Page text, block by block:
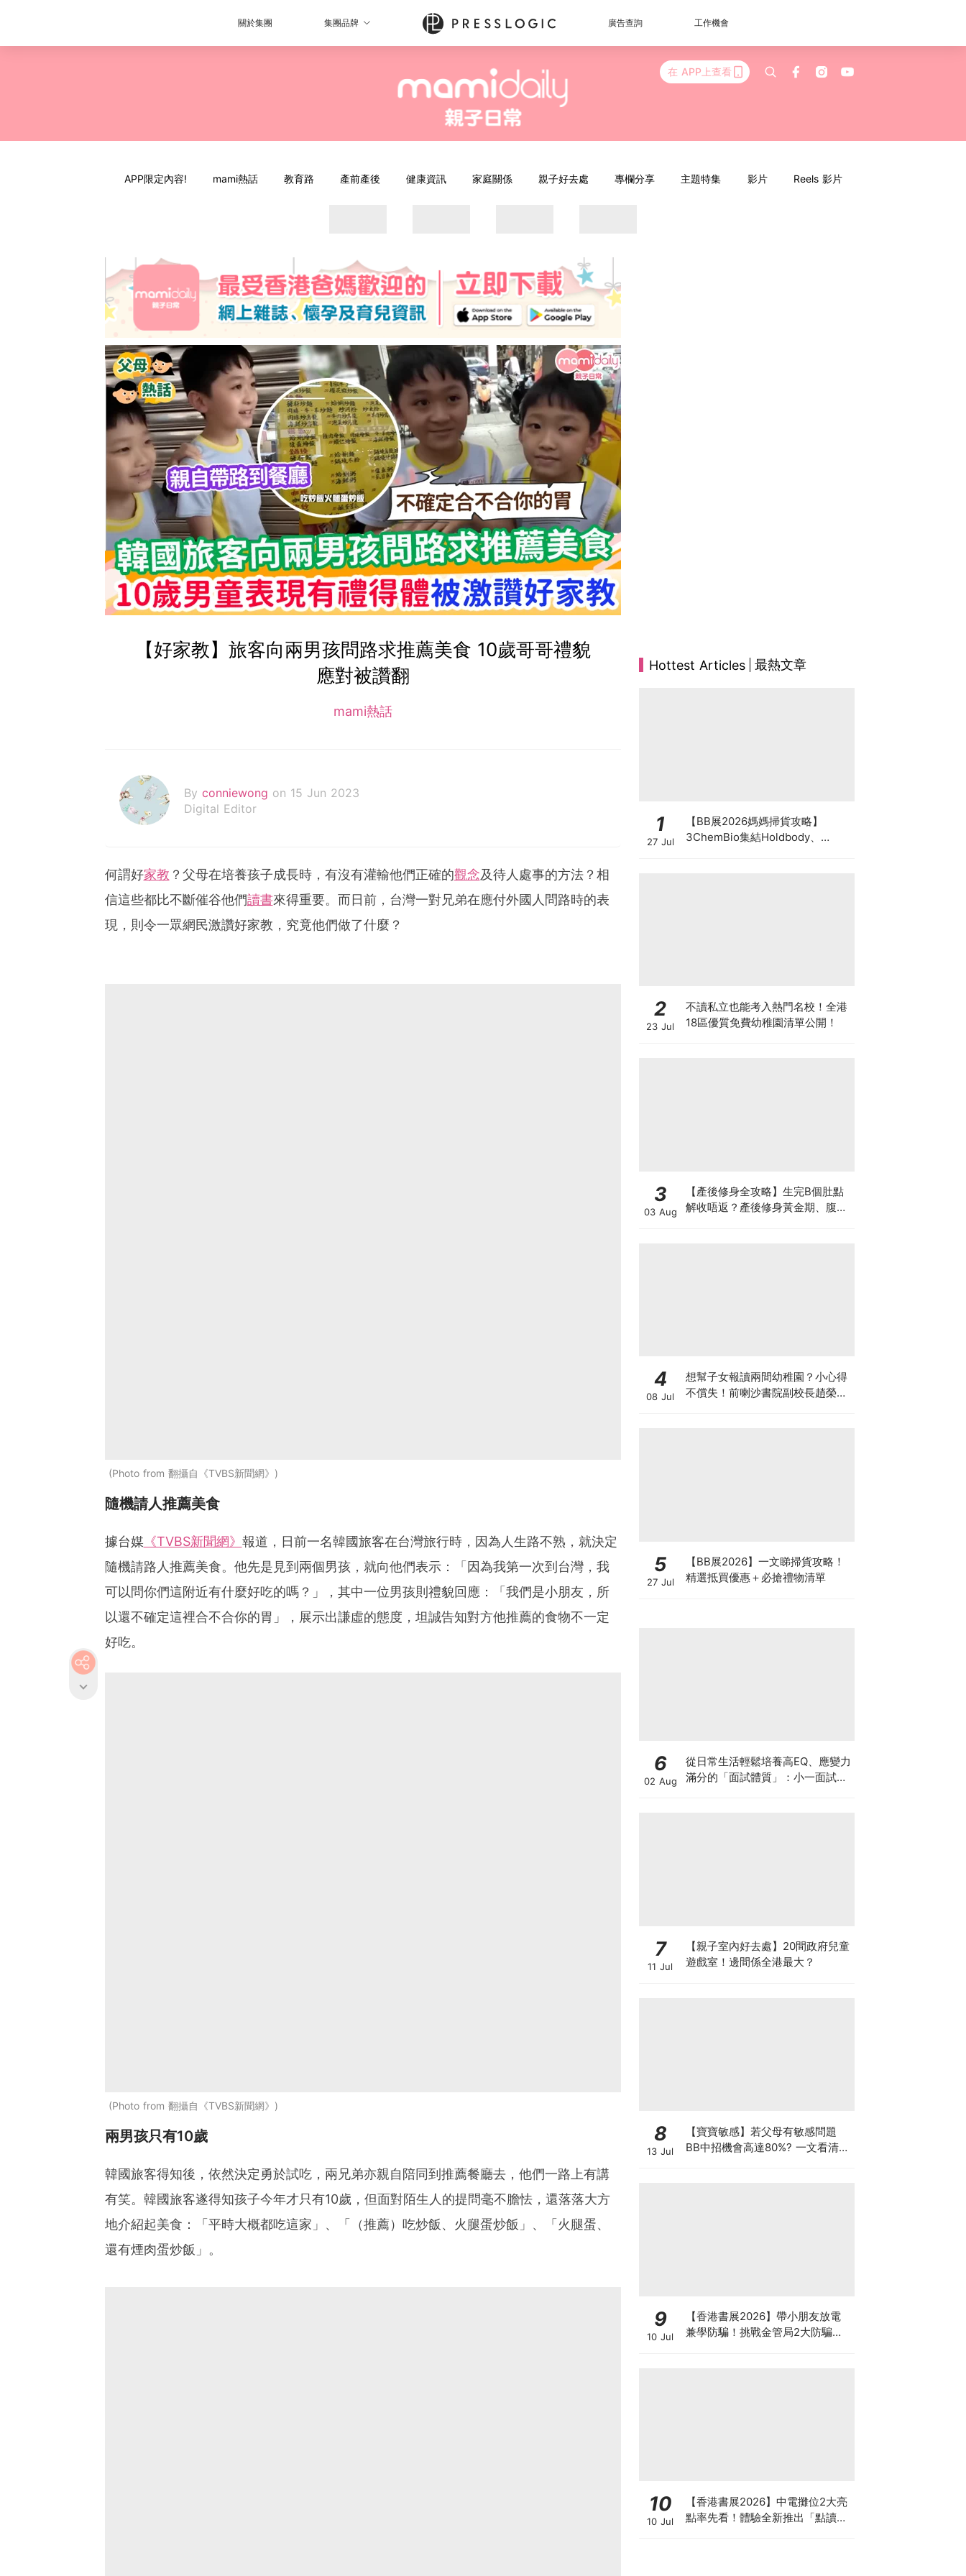
關於集團 集團品牌 廣告查詢 工作機會
在 APP上查看
APP限定內容! mami熱話 教育路 產前產後 健康資訊 家庭關係 親子好去處 專欄分享 主題特集 影片 Reels 影片
【好家教】旅客向兩男孩問路求推薦美食 10歲哥哥禮貌
應對被讚翻
mami熱話
By conniewong on 15 Jun 2023
Digital Editor
何謂好家教 ？父母在培養孩子成長時，有沒有灌輸他們正確的觀念及待人處事的方法？相
信這些都比不斷催谷他們讀書來得重要。而日前，台灣一對兄弟在應付外國人問路時的表
現，則令一眾網民激讚好家教，究竟他們做了什麼？
Photo from 翻攝自《TVBS新聞網》
隨機請人推薦美食
據台媒 《TVBS新聞網》 報道，日前一名韓國旅客在台灣旅行時，因為人生路不熟，就決定
隨機請路人推薦美食。他先是見到兩個男孩，就向他們表示：「因為我第一次到台灣，我
可以問你們這附近有什麼好吃的嗎？」，其中一位男孩則禮貌回應：「我們是小朋友，所
以還不確定這裡合不合你的胃」，展示出謙虛的態度，坦誠告知對方他推薦的食物不一定
好吃。
Photo from 翻攝自《TVBS新聞網》
兩男孩只有10歲
韓國旅客得知後，依然決定勇於試吃，兩兄弟亦親自陪同到推薦餐廳去，他們一路上有講
有笑。韓國旅客遂得知孩子今年才只有10歲，但面對陌生人的提問毫不膽怯，還落落大方
地介紹起美食：「平時大概都吃這家」、「（推薦）吃炒飯、火腿蛋炒飯」、「火腿蛋、
還有煙肉蛋炒飯」。
Hottest Articles 最熱文章
1
27 Jul
【BB展2026媽媽掃貨攻略】
3ChemBio集結Holdbody、
2
23 Jul
不讀私立也能考入熱門名校！全港
18區優質免費幼稚園清單公開！
3
03 Aug
【產後修身全攻略】生完B個肚點
解收唔返？產後修身黃金期、腹直
4
08 Jul
想幫子女報讀兩間幼稚園？小心得
不償失！前喇沙書院副校長趙榮
5
27 Jul
【BB展2026】一文睇掃貨攻略！
精選抵買優惠＋必搶禮物清單
6
02 Aug
從日常生活輕鬆培養高EQ、應變力
滿分的「面試體質」：小一面試最
7
11 Jul
【親子室內好去處】20間政府兒童
遊戲室！邊間係全港最大？
8
13 Jul
【寶寶敏感】若父母有敏感問題
BB中招機會高達80%? 一文看清預
9
10 Jul
【香港書展2026】帶小朋友放電
兼學防騙！挑戰金管局2大防騙遊
10
10 Jul
【香港書展2026】中電攤位2大亮
點率先看！體驗全新推出「點讀故